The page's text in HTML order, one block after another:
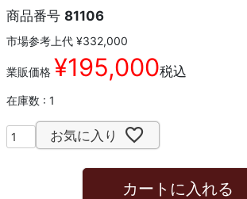
商品番号 81106
市場参考上代 ¥332,000
業販価格 ¥195,000税込
在庫数 1
お気に入り
カートに入れる